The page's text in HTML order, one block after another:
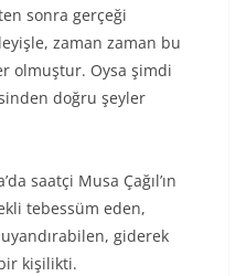
sonra gerçeği
zaman zaman bu
olmuştur. Oysa şimdi
doğru şeyler
saatçi Musa Çağıl’ın
tebessüm eden,
uyandırabilen, giderek
kişilikti.